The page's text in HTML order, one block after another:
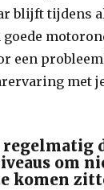
blijft tijdens
goede
een
met
om
komen